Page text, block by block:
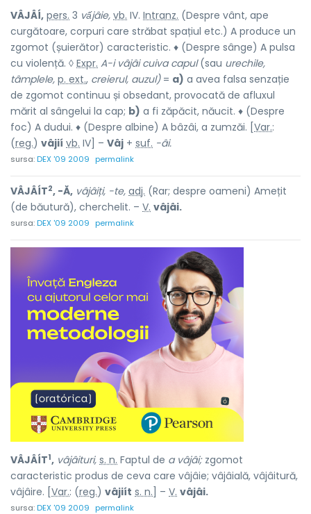
VÂJÂÍ, pers. 3 vấjâie, vb. IV. Intranz. (Despre vânt, ape
curgătoare, corpuri care străbat spațiul etc.) A produce un
zgomot (șuierător) caracteristic. ♦ (Despre sânge) A pulsa
cu violență. ◊ Expr. A-i vâjâi cuiva capul(sau urechile,
tâmplele, p. ext., creierul, auzul)= a) a avea falsa senzație
de zgomot continuu și obsedant, provocată de afluxul
mărit al sângelui la cap; b) a fi zăpăcit, năucit. ♦ (Despre
foc) A dudui. ♦ (Despre albine) A bâzâi, a zumzăi. [ Var.:
(reg.) vâjií vb. IV] – Vâj + suf. -âi.
sursa:DEX '09 2009 permalink
VÂJÂÍT2, -Ă, vâjâiți, -te, adj. (Rar; despre oameni) Amețit
(de băutură), cherchelit. – V. vâjâi.
sursa:DEX '09 2009 permalink
VÂJÂÍT1, vâjâituri, s. n. Faptul de a vâjâi;zgomot
caracteristic produs de ceva care vâjâie; vâjâială, vâjâitură,
vâjâire. [ Var.: (reg.) vâjiít s. n. ] – V. vâjâi.
sursa:DEX '09 2009 permalink